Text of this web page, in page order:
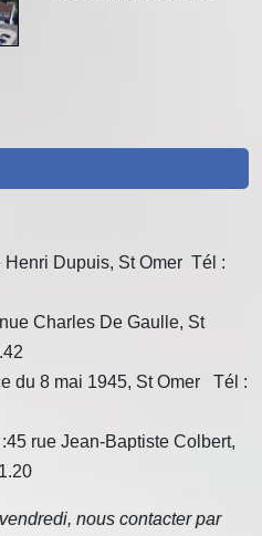
Henri Dupuis, St Omer Tél :
Charles De Gaulle, St
du 8 mai 1945, St Omer Tél :
rue Jean-Baptiste Colbert,
nous contacter par